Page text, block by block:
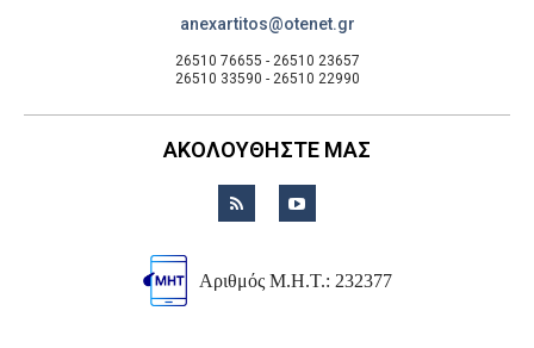
anexartitos@otenet.gr
26510 76655 - 26510 23657
26510 33590 - 26510 22990
ΑΚΟΛΟΥΘΗΣΤΕ ΜΑΣ
Αριθμός Μ.Η.Τ.: 232377